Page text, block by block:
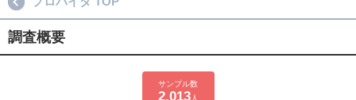
調査概要
サンプル数
2,013人